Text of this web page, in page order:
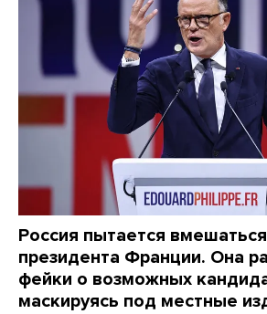
Россия пытается
президента Франции. Она
фейки о возможных
маскируясь под местные